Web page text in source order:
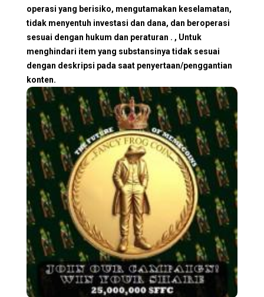
operasi yang berisiko, mengutamakan keselamatan,
tidak menyentuh investasi dan dana, dan beroperasi
sesuai dengan hukum dan peraturan . , Untuk
menghindari item yang substansinya tidak sesuai
dengan deskripsi pada saat penyertaan/penggantian
konten.